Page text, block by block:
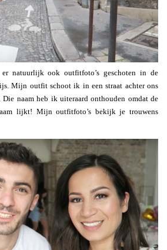
natuurlijk ook outfitfoto’s geschoten in de
Mijn outfit schoot ik in een straat achter ons
Die naam heb ik uiteraard onthouden omdat de
lijkt! Mijn outfitfoto’s bekijk je trouwens